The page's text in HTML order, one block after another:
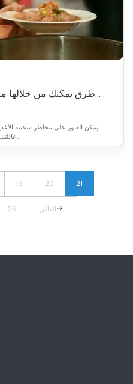
5 طرق يمكنك من خلالها منع مخاطر سلامة الأغذية ف...
يمكن العثور على مخاطر سلامة
عائلتك بصحة جيدة أثناء تناول الطعام. قل وداعًا ل...
19 20 21
26 التالي